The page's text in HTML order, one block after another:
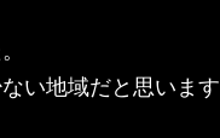
い地域だと思います